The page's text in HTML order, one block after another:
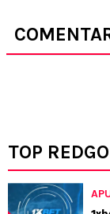
TOP